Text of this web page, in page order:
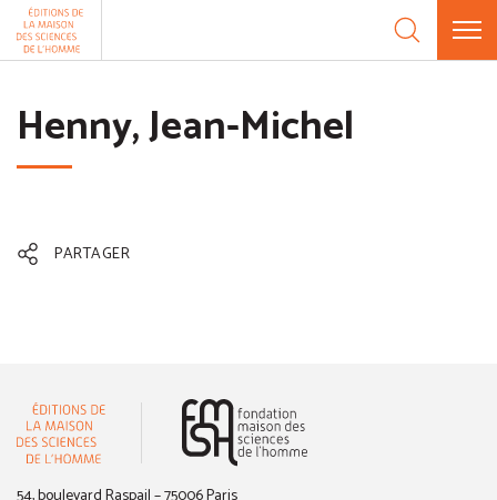
Aller au contenu
Henny, Jean-Michel
PARTAGER
Panneau de gestion des cookies